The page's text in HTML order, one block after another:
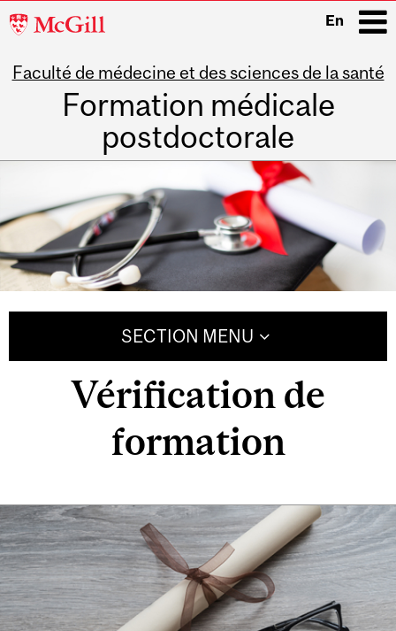
McGill
En
Faculté de médecine et des sciences de la santé
Formation médicale
postdoctorale
navigation
SECTION MENU
Vérification de
formation